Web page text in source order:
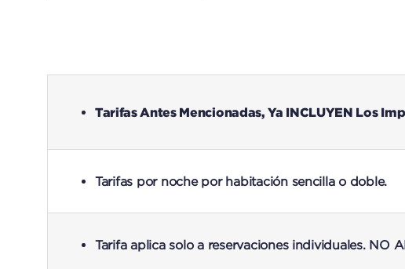
Tarifas Antes Mencionadas, Ya INCLUYEN Los
Tarifas por noche por habitación sencilla o doble.
Tarifa aplica solo a reservaciones individuales. NO